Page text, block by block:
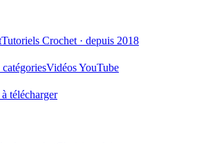
Tutoriels Crochet · depuis 2018
Vidéos YouTube
télécharger